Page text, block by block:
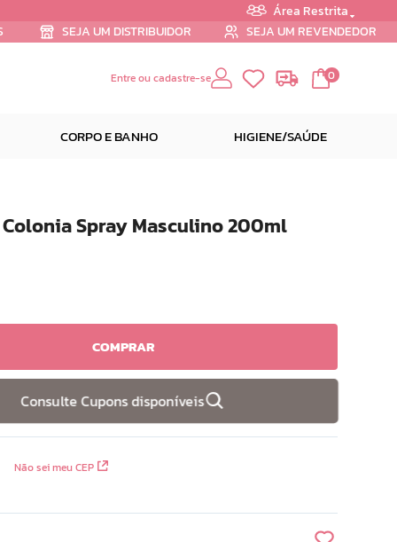
Área Restrita
SEJA UM DISTRIBUIDOR SEJA UM REVENDEDOR
Entre ou cadastre-se 0
CORPO E BANHO HIGIENE/SAÚDE
Spray Masculino 200ml
COMPRAR
Consulte Cupons disponíveis
Não sei meu CEP